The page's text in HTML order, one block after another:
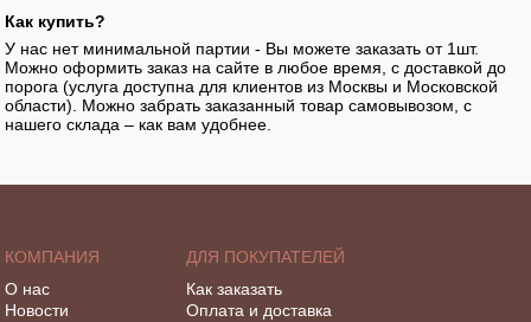
Как купить?
У нас нет минимальной партии - Вы можете заказать от 1шт.
Можно оформить заказ на сайте в любое время, с доставкой до
порога (услуга доступна для клиентов из Москвы и Московской
области). Можно забрать заказанный товар самовывозом, с
нашего склада – как вам удобнее.
КОМПАНИЯ
О нас
Новости
ДЛЯ ПОКУПАТЕЛЕЙ
Как заказать
Оплата и доставка